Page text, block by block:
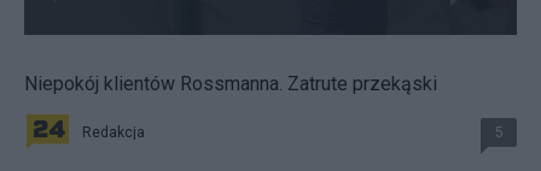
Niepokój klientów Rossmanna. Zatrute przekąski
Redakcja 5